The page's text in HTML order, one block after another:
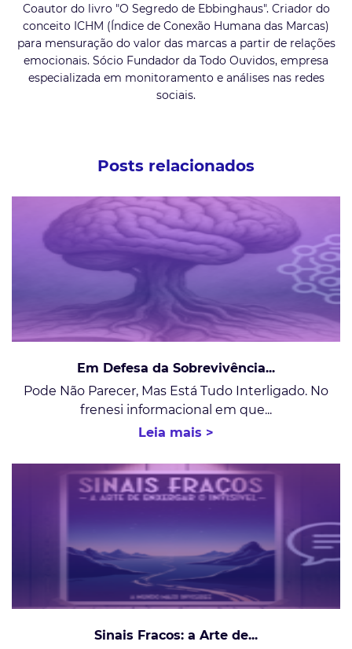
Coautor do livro "O Segredo de Ebbinghaus". Criador do
conceito ICHM (Índice de Conexão Humana das Marcas)
para mensuração do valor das marcas a partir de relações
emocionais. Sócio Fundador da Todo Ouvidos, empresa
especializada em monitoramento e análises nas redes
sociais.
Posts relacionados
Em Defesa da Sobrevivência...
Pode Não Parecer, Mas Está Tudo Interligado. No
frenesi informacional em que...
Leia mais >
Sinais Fracos: a Arte de...